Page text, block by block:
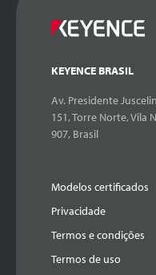
KEYENCE BRASIL
Av. Presidente
151, Torre Norte, Vila
907, Brasil
Modelos certificados
Privacidade
Termos e condições
Termos de uso